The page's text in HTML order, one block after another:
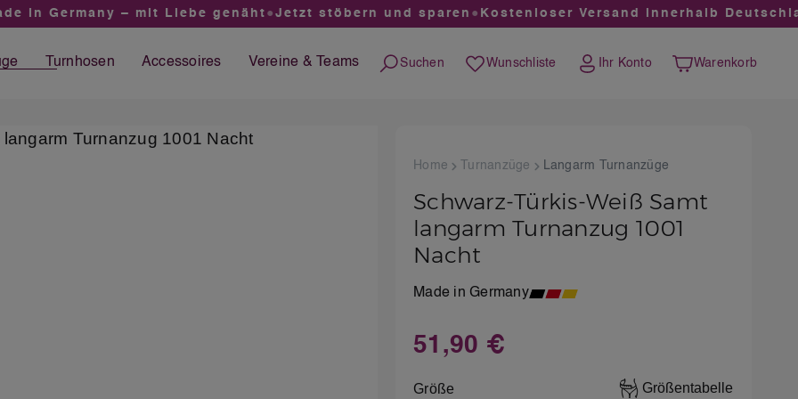
in Germany – mit Liebe genäht● Jetzt stöbern und sparen●Kostenloser Versand innerhalb
Turnhosen Accessoires Vereine & Teams Suchen Wunschliste
Du hast 0 Produkte auf dem Merkzettel
Ihr Konto Warenkorb
Warenkorb enthält
Home Turnanzüge Langarm Turnanzüge
Schwarz-Türkis-Weiß Samt
langarm Turnanzug 1001
Nacht
Made in Germany
Regulärer Preis:
51,90 €
Größe Größentabelle